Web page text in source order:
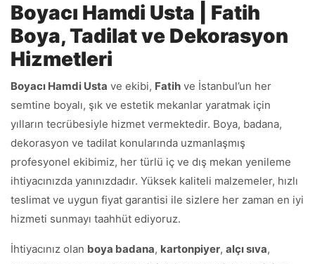
Boyacı Hamdi Usta | Fatih
Boya, Tadilat ve Dekorasyon
Hizmetleri
Boyacı Hamdi Usta ve ekibi, Fatih ve İstanbul’un her
semtine boyalı, şık ve estetik mekanlar yaratmak için
yılların tecrübesiyle hizmet vermektedir. Boya, badana,
dekorasyon ve tadilat konularında uzmanlaşmış
profesyonel ekibimiz, her türlü iç ve dış mekan yenileme
ihtiyacınızda yanınızdadır. Yüksek kaliteli malzemeler, hızlı
teslimat ve uygun fiyat garantisi ile sizlere her zaman en iyi
hizmeti sunmayı taahhüt ediyoruz.
İhtiyacınız olan boya badana, kartonpiyer, alçı sıva,